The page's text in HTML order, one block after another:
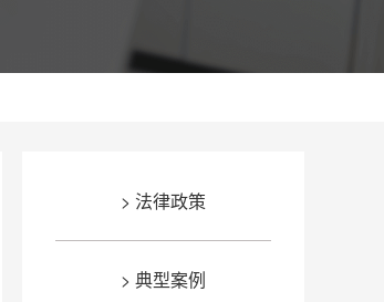
> 法律政策
> 典型案例